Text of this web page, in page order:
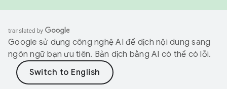
Google sử dụng công nghệ AI để dịch nội dung sang
ngôn ngữ bạn ưu tiên. Bản dịch bằng AI có thể có lỗi.